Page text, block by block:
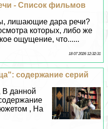
- Список фильмов
лишающие дара речи?
которых, либо же
ощущение, что......
18 07 2026 12:32:31
содержание серий
В данной
, На